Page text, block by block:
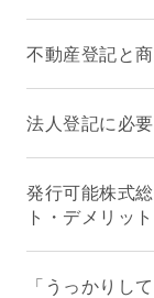
不動産登記と
法人登記に必
発行可能株式
ト・デメリッ
「うっかりし